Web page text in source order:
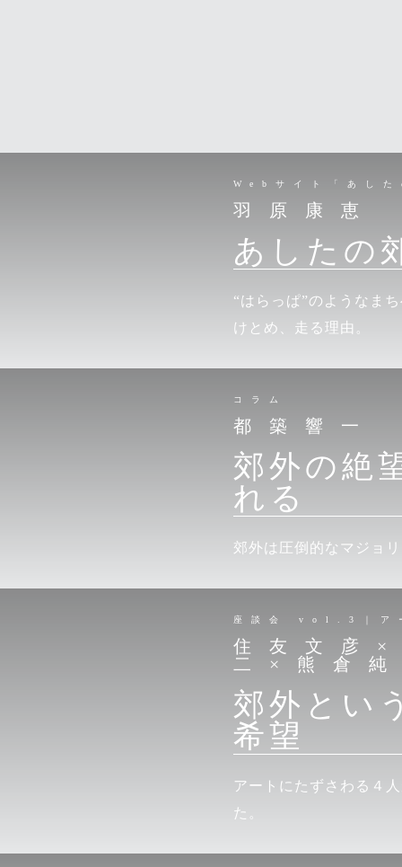
Webサイト「あし
羽原康恵
あしたの
“はらっぱ”のようなま
けとめ、走る理由。
コラム
都築響一
郊外の絶
れる
郊外は圧倒的なマジョ
座談会 vol.3｜ア
住友文彦
二×熊倉
郊外とい
希望
アートにたずさわる４
た。